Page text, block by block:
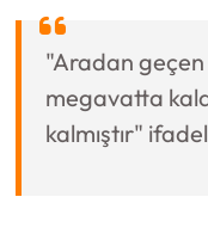
"Aradan
megavatta
kalmıştır"